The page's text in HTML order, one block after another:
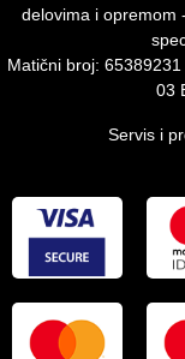
delovima i opremom
Matični broj:
03
Servis i